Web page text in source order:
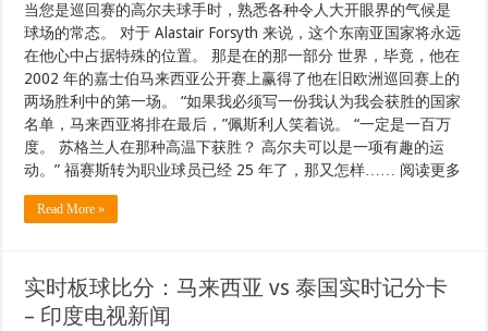
当您是巡回赛的高尔夫球手时，熟悉各种令人大开眼界的气候是
球场的常态。 对于 Alastair Forsyth 来说，这个东南亚国家将永远
在他心中占据特殊的位置。 那是在的那一部分 世界，毕竟，他在
2002 年的嘉士伯马来西亚公开赛上赢得了他在旧欧洲巡回赛上的
两场胜利中的第一场。 “如果我必须写一份我认为我会获胜的国家
名单，马来西亚将排在最后，”佩斯利人笑着说。 “一定是一百万
度。 苏格兰人在那种高温下获胜？ 高尔夫可以是一项有趣的运
动。” 福赛斯转为职业球员已经 25 年了，那又怎样…… 阅读更多
Read More »
实时板球比分：马来西亚 vs 泰国实时记分卡
– 印度电视新闻